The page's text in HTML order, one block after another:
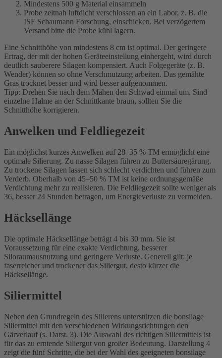
Mindestens 500 g Material einsammeln
Probe zeitnah luftdicht verschlossen an ein Labor, z. B. die
ISF Schaumann Forschung, einschicken. Bei verzögertem
Versand bitte die Probe kühl lagern.
Eine Schnitthöhe von mindestens 8 cm ist optimal. Der geringere
Ertrag, der mit der hohen Geräteeinstellung einhergeht, wird durch
deutlich sauberere Silagen kompensiert. Auch Folgegeräte (z. B.
Wender) können so ohne Verschmutzung arbeiten. Das gemähte
Gras trocknet besser und wird besser aufgenommen.
Tipp: Drehen Sie nach dem Mähen den Schwad einmal um. Sind
einzelne Halme an der Schnittkante braun, sollten Sie die
Schnitthöhe korrigieren.
Anwelken und Feldliegezeit
Ein möglichst kurzes Anwelken auf 28–35 % TM ermöglicht eine
optimale Silierung. Zu nasse Silagen führen zu Buttersäuregärung.
Zu trockene Silagen lassen sich schlecht verdichten und führen zum
Verderb. Oberhalb von 45–50 % TM ist keine ordnungsgemäße
Verdichtung mehr zu realisieren. Die Feldliegezeit sollte weniger als
36, besser 24 Stunden betragen, um Energieverluste zu vermeiden.
Häcksellänge
Die optimale Häcksellänge beträgt 4 bis 30 mm. Sie ist
Voraussetzung für eine exakte Verdichtung, besserer
Siloraumausnutzung und geringere Verluste. Generell gilt: je
faserreicher und trockener das Siliergut, desto kürzer die
Häcksellänge.
Siliermittel
Neben den Grundregeln des Silierens unterstützen die bonsilage
Siliermittel mit den verschiedenen Wirkungsrichtungen den
Gärverlauf (s. Darst. 3). Die Auswahl des richtigen Siliermittels ist
für das zu erntende Siliergut von großer Bedeutung. Darstellung 4
zeigt die fünf Schritte, die bei der Wahl des geeigneten bonsilage